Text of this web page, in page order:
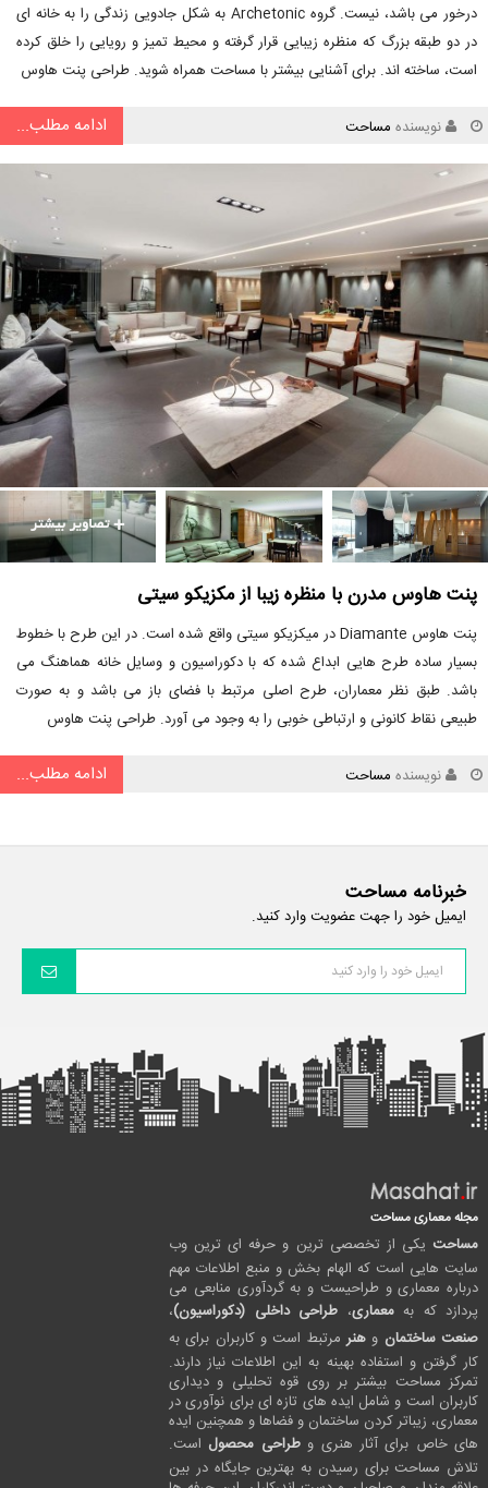
درخور می باشد، نیست. گروه Archetonic به شکل جادویی زندگی را به خانه ای
در دو طبقه بزرگ که منظره زیبایی قرار گرفته و محیط تمیز و رویایی را خلق کرده
است، ساخته اند. برای آشنایی بیشتر با مساحت همراه شوید. طراحی پنت هاوس
نویسنده مساحت ادامه مطلب...
پنت هاوس مدرن با منظره زیبا از مکزیکو سیتی
پنت هاوس Diamante در میکزیکو سیتی واقع شده است. در این طرح با خطوط
بسیار ساده طرح هایی ابداع شده که با دکوراسیون و وسایل خانه هماهنگ می
باشد. طبق نظر معماران، طرح اصلی مرتبط با فضای باز می باشد و به صورت
طبیعی نقاط کانونی و ارتباطی خوبی را به وجود می آورد. طراحی پنت هاوس
نویسنده مساحت ادامه مطلب...
خبرنامه مساحت
ایمیل خود را جهت عضویت وارد کنید.
مجله معماری مساحت
مساحت یکی از تخصصی ترین و حرفه ای ترین وب
سایت هایی است که الهام بخش و منبع اطلاعات مهم
درباره معماری و طراحیست و به گردآوری منابعی می
پردازد که بهمعماری، طراحی داخلی (دکوراسیون)،
صنعت ساختمان و هنرمرتبط است و کاربران برای به
کار گرفتن و استفاده بهینه به این اطلاعات نیاز دارند.
تمرکز مساحت بیشتر بر روی قوه تحلیلی و دیداری
کاربران است و شامل ایده های تازه ای برای نوآوری در
معماری، زیباتر کردن ساختمان و فضاها و همچنین ایده
های خاص برای آثار هنری وطراحی محصول است.
تلاش مساحت برای رسیدن به بهترین جایگاه در بین